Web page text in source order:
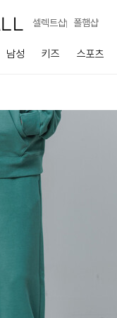
셀렉트샵 폴햄샵
남성 키즈 스포츠